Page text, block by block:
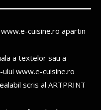
cuisine.ro apartin
a textelor sau a
www.e-cuisine.ro
scris al ARTPRINT